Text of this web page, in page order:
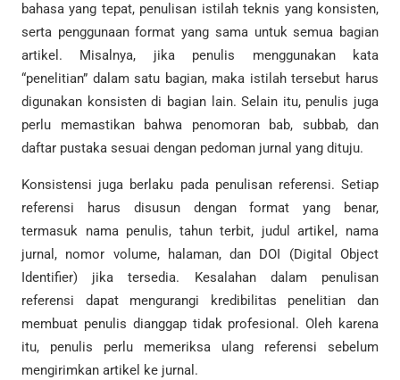
bahasa yang tepat, penulisan istilah teknis yang konsisten,
serta penggunaan format yang sama untuk semua bagian
artikel. Misalnya, jika penulis menggunakan kata
“penelitian” dalam satu bagian, maka istilah tersebut harus
digunakan konsisten di bagian lain. Selain itu, penulis juga
perlu memastikan bahwa penomoran bab, subbab, dan
daftar pustaka sesuai dengan pedoman jurnal yang dituju.
Konsistensi juga berlaku pada penulisan referensi. Setiap
referensi harus disusun dengan format yang benar,
termasuk nama penulis, tahun terbit, judul artikel, nama
jurnal, nomor volume, halaman, dan DOI (Digital Object
Identifier) jika tersedia. Kesalahan dalam penulisan
referensi dapat mengurangi kredibilitas penelitian dan
membuat penulis dianggap tidak profesional. Oleh karena
itu, penulis perlu memeriksa ulang referensi sebelum
mengirimkan artikel ke jurnal.